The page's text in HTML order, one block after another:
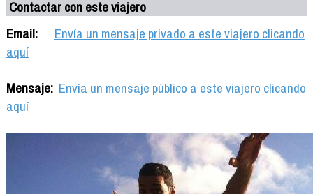
Contactar con este viajero
Email:
Envía un mensaje privado a este viajero clicando
aquí
Mensaje: Envía un mensaje público a este viajero clicando
aquí